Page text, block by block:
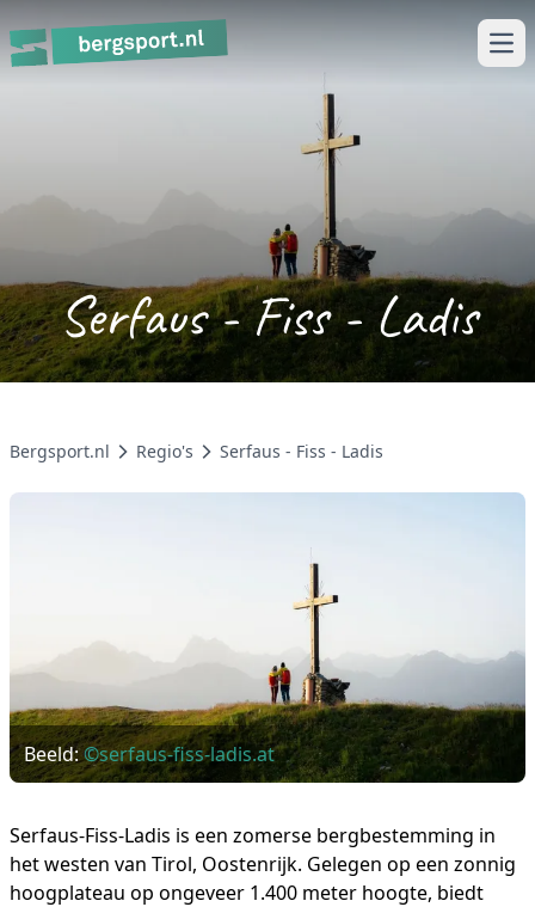
Serfaus - Fiss - Ladis
Bergsport.nl Regio's Serfaus - Fiss - Ladis
Beeld:©serfaus-fiss-ladis.at
Serfaus-Fiss-Ladis is een zomerse bergbestemming in
het westen van Tirol, Oostenrijk. Gelegen op een zonnig
hoogplateau op ongeveer 1.400 meter hoogte, biedt